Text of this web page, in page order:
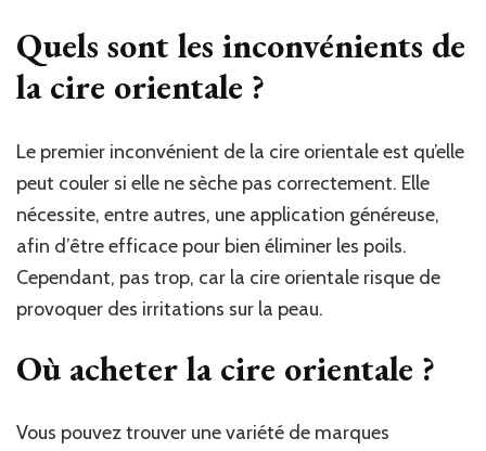
Quels sont les inconvénients de
la cire orientale ?
Le premier inconvénient de la cire orientale est qu’elle
peut couler si elle ne sèche pas correctement. Elle
nécessite, entre autres, une application généreuse,
afin d’être efficace pour bien éliminer les poils.
Cependant, pas trop, car la cire orientale risque de
provoquer des irritations sur la peau.
Où acheter la cire orientale ?
Vous pouvez trouver une variété de marques